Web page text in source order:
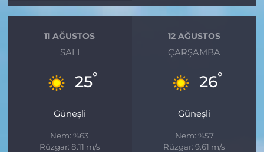
11 AĞUSTOS
SALI
25°
Güneşli
Nem: %63
Rüzgar: 8.11 m/s
12 AĞUSTOS
ÇARŞAMBA
26°
Güneşli
Nem: %57
Rüzgar: 9.61 m/s